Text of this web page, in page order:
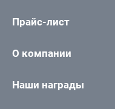
Прайс-лист
О компании
Наши награды